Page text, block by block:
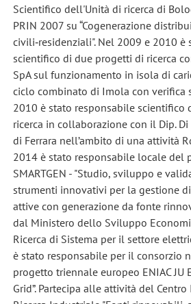
Scientifico dell'Unità di ricerca di
PRIN 2007 su “Cogenerazione
civili‐residenziali". Nel 2009 e 2010 è
scientifico di due progetti di ricerca
SpA sul funzionamento in isola di
ciclo combinato di Imola con verifica
2010 è stato responsabile scientifico
ricerca in collaborazione con il Dip. Di
di Ferrara nell’ambito di una attività
2014 è stato responsabile locale del
SMARTGEN - "Studio, sviluppo e
strumenti innovativi per la gestione
attive con generazione da fonte
dal Ministero dello Sviluppo
Ricerca di Sistema per il settore
è stato responsabile per il consorzio
progetto triennale europeo ENIAC JU
Grid”. Partecipa alle attività del